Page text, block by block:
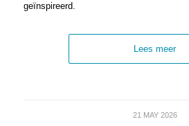
geïnspireerd.
Lees meer
21 MAY 2026